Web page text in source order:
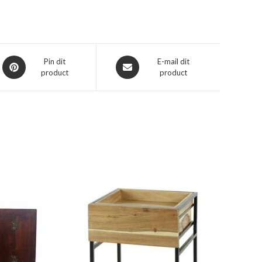
Opent
in
Pin dit
product
Opent
in
E-mail dit
product